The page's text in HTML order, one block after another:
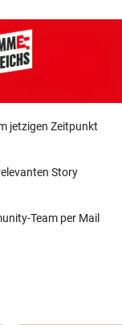
jetzigen Zeitpunkt
Story
Team per Mail